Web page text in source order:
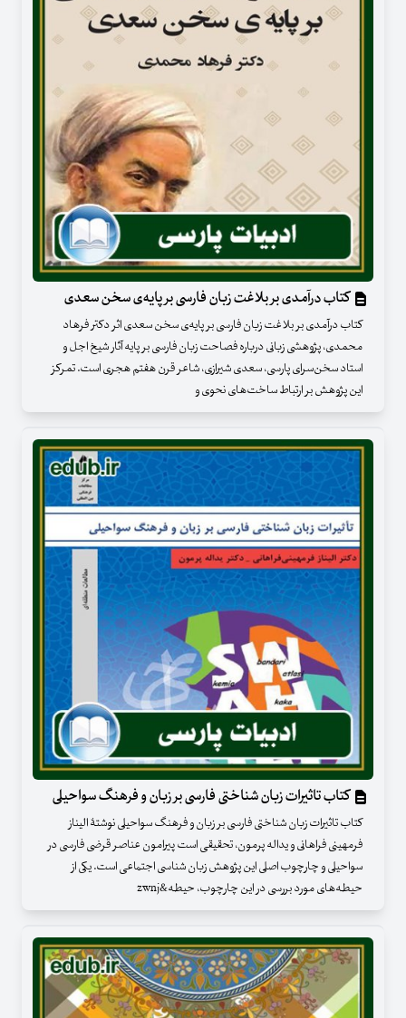
کتاب درآمدی بر بلاغت زبان فارسی بر پایه‌ی سخن سعدی
کتاب درآمدی بر بلاغت زبان فارسی بر پایه‌ی سخن سعدی اثر دکتر فرهاد
محمدی، پژوهشی زبانی درباره فصاحت زبان فارسی بر پایه آثار شیخ اجل و
استاد سخن‌سرای پارسی، سعدی شیرازی، شاعر قرن هفتم هجری است. تمرکز
این پژوهش بر ارتباط ساخت‌های نحوی و
کتاب تاثیرات زبان شناختی فارسی بر زبان و فرهنگ سواحیلی
کتاب تاثیرات زبان شناختی فارسی بر زبان و فرهنگ سواحیلی نوشتۀ الیناز
فرمهینی فراهانی و یداله پرمون، تحقیقی است پیرامون عناصر قرضی فارسی در
سواحیلی و چارچوب اصلی این پژوهش زبان شناسی اجتماعی است. یکی از
حیطه‌های مورد بررسی در این چارچوب، حیطه&zwnj